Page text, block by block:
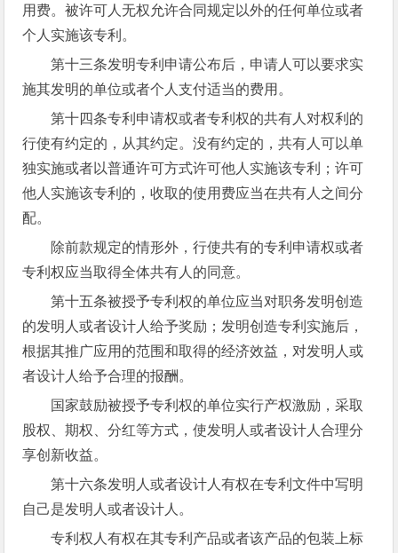
用费。被许可人无权允许合同规定以外的任何单位或者
个人实施该专利。
第十三条发明专利申请公布后，申请人可以要求实
施其发明的单位或者个人支付适当的费用。
第十四条专利申请权或者专利权的共有人对权利的
行使有约定的，从其约定。没有约定的，共有人可以单
独实施或者以普通许可方式许可他人实施该专利；许可
他人实施该专利的，收取的使用费应当在共有人之间分
配。
除前款规定的情形外，行使共有的专利申请权或者
专利权应当取得全体共有人的同意。
第十五条被授予专利权的单位应当对职务发明创造
的发明人或者设计人给予奖励；发明创造专利实施后，
根据其推广应用的范围和取得的经济效益，对发明人或
者设计人给予合理的报酬。
国家鼓励被授予专利权的单位实行产权激励，采取
股权、期权、分红等方式，使发明人或者设计人合理分
享创新收益。
第十六条发明人或者设计人有权在专利文件中写明
自己是发明人或者设计人。
专利权人有权在其专利产品或者该产品的包装上标